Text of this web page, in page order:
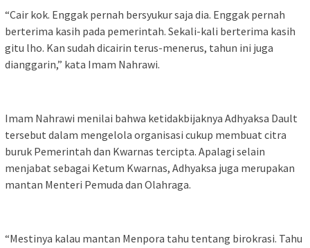
“Cair kok. Enggak pernah bersyukur saja dia. Enggak pernah
berterima kasih pada pemerintah. Sekali-kali berterima kasih
gitu lho. Kan sudah dicairin terus-menerus, tahun ini juga
dianggarin,” kata Imam Nahrawi.
Imam Nahrawi menilai bahwa ketidakbijaknya Adhyaksa Dault
tersebut dalam mengelola organisasi cukup membuat citra
buruk Pemerintah dan Kwarnas tercipta. Apalagi selain
menjabat sebagai Ketum Kwarnas, Adhyaksa juga merupakan
mantan Menteri Pemuda dan Olahraga.
“Mestinya kalau mantan Menpora tahu tentang birokrasi. Tahu